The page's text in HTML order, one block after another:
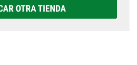
OTRA TIENDA